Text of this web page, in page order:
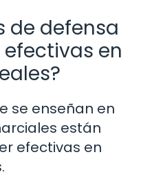
de defensa
en
se enseñan en
están
efectivas en